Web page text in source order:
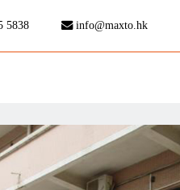
5838 info@maxto.hk